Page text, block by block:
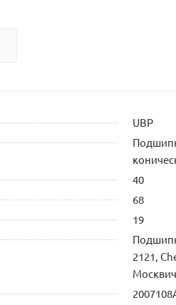
UBP
40
68
19
2121,